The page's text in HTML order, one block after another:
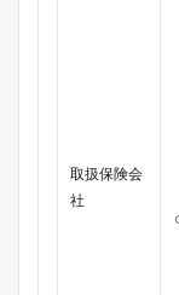
取扱保険会
社